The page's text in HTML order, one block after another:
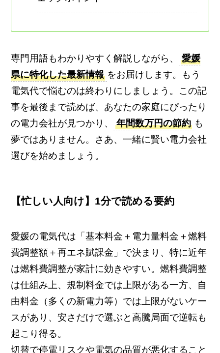
専門用語もわかりやすく解説しながら、
愛媛
県に特化した最新情報 をお届けします。もう
電気代で悩むのは終わりにしましょう。この記
事を最後まで読めば、あなたの家庭にぴったり
の電力会社が見つかり、
年間数万円の節約 も
夢ではありません。さあ、一緒に賢い電力会社
選びを始めましょう。
【忙しい人向け】1分で読める要約
愛媛の電気代は「基本料金＋電力量料金＋燃料
費調整額＋再エネ賦課金」で決まり、特に近年
は燃料費調整が家計に効きやすい。燃料費調整
は仕組み上、規制料金では上限がある一方、自
由料金（多くの新電力等）では上限がないケー
スがあり、安さだけで選ぶと高騰局面で逆転も
起こり得る。
切替で停電リスクや電気の品質が悪化すること